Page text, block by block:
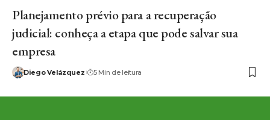
Planejamento prévio para a recuperação
judicial: conheça a etapa que pode salvar sua
empresa
Diego Velázquez 5 Min de leitura